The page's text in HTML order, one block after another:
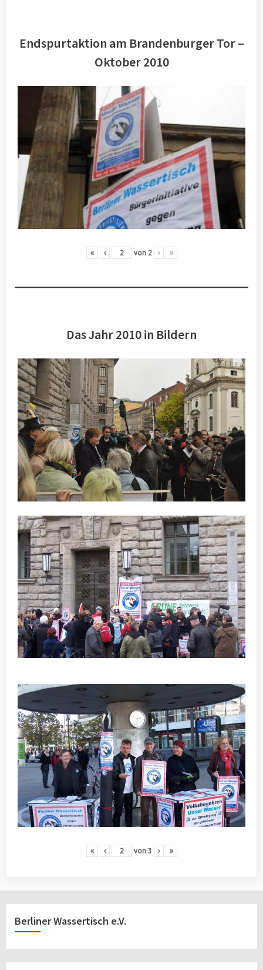
Endspurtaktion am Brandenburger Tor –
Oktober 2010
« ‹ von 2 › »
Das Jahr 2010 in Bildern
« ‹ von 3 › »
Berliner Wassertisch e.V.